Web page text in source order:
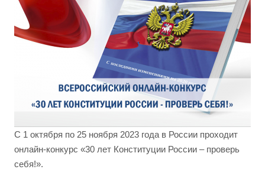
С 1 октября по 25 ноября 2023 года в России проходит
онлайн-конкурс «30 лет Конституции России – проверь
себя!».